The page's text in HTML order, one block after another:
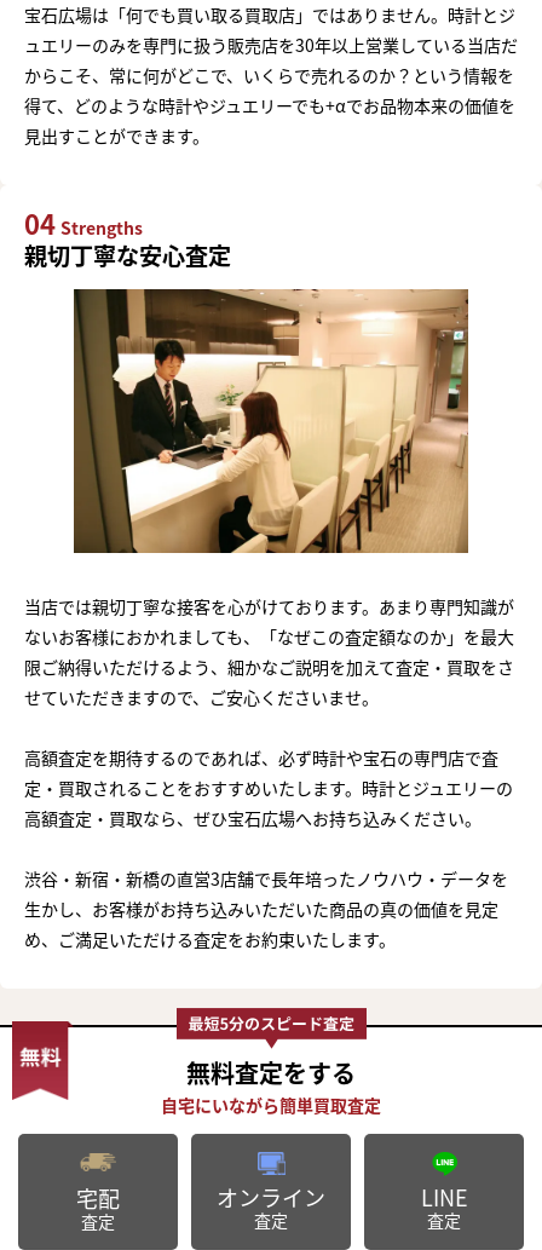
宝石広場は「何でも買い取る買取店」ではありません。時計とジ
ュエリーのみを専門に扱う販売店を30年以上営業している当店だ
からこそ、常に何がどこで、いくらで売れるのか？という情報を
得て、どのような時計やジュエリーでも+αでお品物本来の価値を
見出すことができます。
04 Strengths
親切丁寧な安心査定
当店では親切丁寧な接客を心がけております。あまり専門知識が
ないお客様におかれましても、「なぜこの査定額なのか」を最大
限ご納得いただけるよう、細かなご説明を加えて査定・買取をさ
せていただきますので、ご安心くださいませ。
高額査定を期待するのであれば、必ず時計や宝石の専門店で査
定・買取されることをおすすめいたします。時計とジュエリーの
高額査定・買取なら、ぜひ宝石広場へお持ち込みください。
渋谷・新宿・新橋の直営3店舗で長年培ったノウハウ・データを
生かし、お客様がお持ち込みいただいた商品の真の価値を見定
め、ご満足いただける査定をお約束いたします。
無料査定をする
宅配
査定
オンライン
査定
LINE
査定